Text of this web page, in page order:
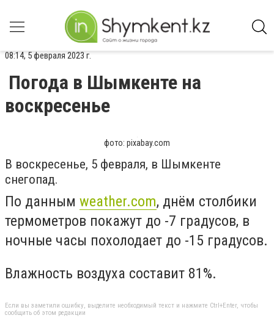
08:14, 5 февраля 2023 г.
Погода в Шымкенте на
воскресенье
фото: pixabay.com
В воскресенье, 5 февраля, в Шымкенте
снегопад.
По данным weather.com, днём столбики
термометров покажут до -7 градусов, в
ночные часы похолодает до -15 градусов.
Влажность воздуха составит 81%.
Если вы заметили ошибку, выделите необходимый текст и нажмите Ctrl+Enter, чтобы
сообщить об этом редакции